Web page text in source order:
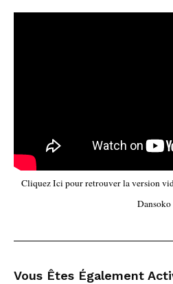
Cliquez Ici pour retrouver la version
Dansoko
Vous Êtes Également